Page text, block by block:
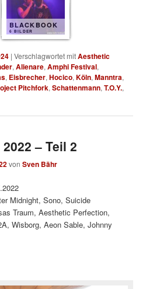
BLACKBOOK
6 BILDER
|Verschlagwortet mitAesthetic
,Alienare,Amphi Festival,
, Eisbrecher,Hocico,Köln,Manntra,
Pitchfork,Schattenmann,T.O.Y.,
– Teil 2
vonSven Bähr
Midnight, Sono, Suicide
Traum, Aesthetic Perfection,
Wisborg, Aeon Sable, Johnny